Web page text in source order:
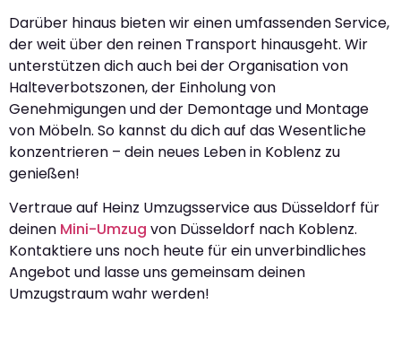
Darüber hinaus bieten wir einen umfassenden Service,
der weit über den reinen Transport hinausgeht. Wir
unterstützen dich auch bei der Organisation von
Halteverbotszonen, der Einholung von
Genehmigungen und der Demontage und Montage
von Möbeln. So kannst du dich auf das Wesentliche
konzentrieren – dein neues Leben in Koblenz zu
genießen!
Vertraue auf Heinz Umzugsservice aus Düsseldorf für
deinen Mini-Umzug von Düsseldorf nach Koblenz.
Kontaktiere uns noch heute für ein unverbindliches
Angebot und lasse uns gemeinsam deinen
Umzugstraum wahr werden!